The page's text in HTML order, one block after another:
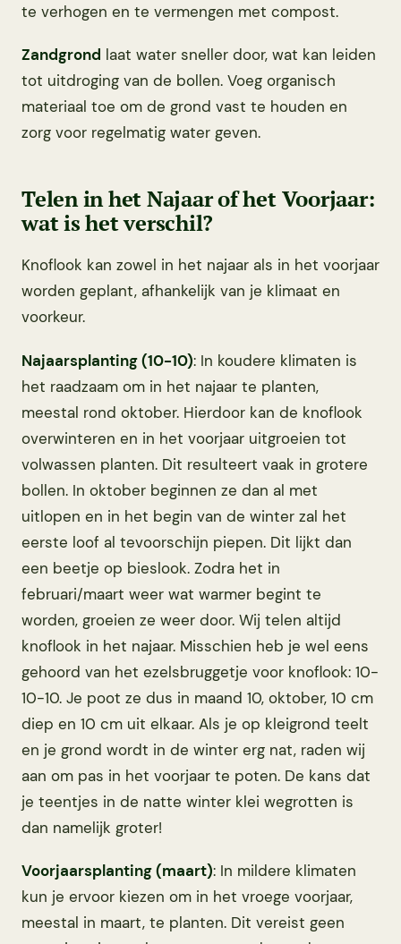
te verhogen en te vermengen met compost.
Zandgrond laat water sneller door, wat kan leiden
tot uitdroging van de bollen. Voeg organisch
materiaal toe om de grond vast te houden en
zorg voor regelmatig water geven.
Telen in het Najaar of het Voorjaar:
wat is het verschil?
Knoflook kan zowel in het najaar als in het voorjaar
worden geplant, afhankelijk van je klimaat en
voorkeur.
Najaarsplanting (10-10): In koudere klimaten is
het raadzaam om in het najaar te planten,
meestal rond oktober. Hierdoor kan de knoflook
overwinteren en in het voorjaar uitgroeien tot
volwassen planten. Dit resulteert vaak in grotere
bollen. In oktober beginnen ze dan al met
uitlopen en in het begin van de winter zal het
eerste loof al tevoorschijn piepen. Dit lijkt dan
een beetje op bieslook. Zodra het in
februari/maart weer wat warmer begint te
worden, groeien ze weer door. Wij telen altijd
knoflook in het najaar. Misschien heb je wel eens
gehoord van het ezelsbruggetje voor knoflook: 10-
10-10. Je poot ze dus in maand 10, oktober, 10 cm
diep en 10 cm uit elkaar. Als je op kleigrond teelt
en je grond wordt in de winter erg nat, raden wij
aan om pas in het voorjaar te poten. De kans dat
je teentjes in de natte winter klei wegrotten is
dan namelijk groter!
Voorjaarsplanting (maart): In mildere klimaten
kun je ervoor kiezen om in het vroege voorjaar,
meestal in maart, te planten. Dit vereist geen